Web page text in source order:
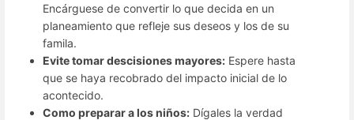
Encárguese de convertir lo que decida en un
planeamiento que refleje sus deseos y los de su
famila.
Evite tomar descisiones mayores: Espere hasta
que se haya recobrado del impacto inicial de lo
acontecido.
Como preparar a los niños: Dígales la verdad